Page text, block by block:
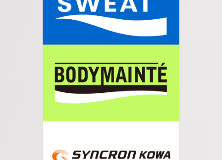
宿場町の商店街をしばらく進むと河川敷の入り口
が見えてきます。
が見えてきます。